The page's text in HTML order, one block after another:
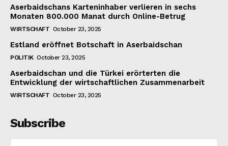
Aserbaidschans Karteninhaber verlieren in sechs
Monaten 800.000 Manat durch Online-Betrug
WIRTSCHAFT October 23, 2025
Estland eröffnet Botschaft in Aserbaidschan
POLITIK October 23, 2025
Aserbaidschan und die Türkei erörterten die
Entwicklung der wirtschaftlichen Zusammenarbeit
WIRTSCHAFT October 23, 2025
Subscribe